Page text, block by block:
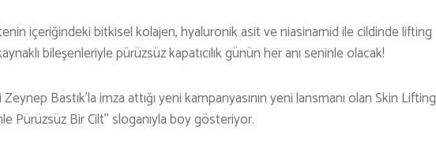
içeriğindeki bitkisel kolajen, hyaluronik asit ve niasinamid ile cildinde lifting
bileşenleriyle pürüzsüz kapatıcılık günün her anı seninle olacak!
Bastık’la imza attığı yeni kampanyasının yeni lansmanı olan Skin Lifting
Pürüzsüz Bir Cilt’’ sloganıyla boy gösteriyor.